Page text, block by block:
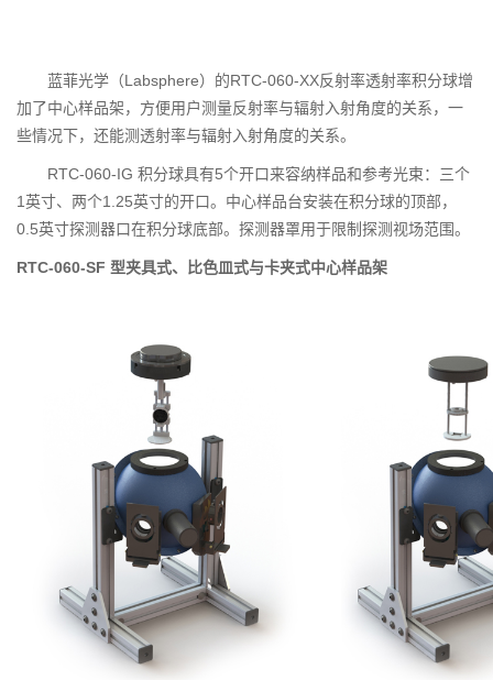
蓝菲光学（Labsphere）的RTC-060-XX反射率透射率积分球增
加了中心样品架，方便用户测量反射率与辐射入射角度的关系，一
些情况下，还能测透射率与辐射入射角度的关系。
RTC-060-IG 积分球具有5个开口来容纳样品和参考光束：三个
1英寸、两个1.25英寸的开口。中心样品台安装在积分球的顶部，
0.5英寸探测器口在积分球底部。探测器罩用于限制探测视场范围。
RTC-060-SF 型夹具式、比色皿式与卡夹式中心样品架